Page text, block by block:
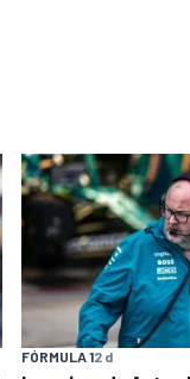
FÓRMULA 12 d